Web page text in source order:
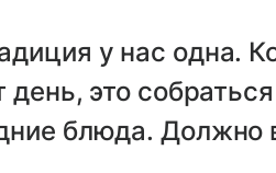
у нас одна.
день, это
блюда. Должно